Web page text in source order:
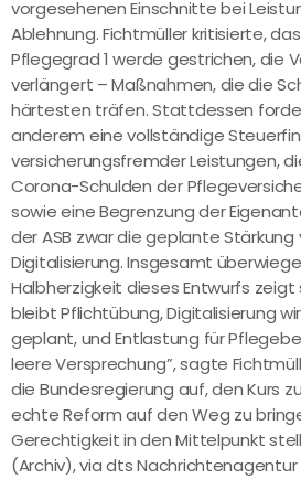
vorgesehenen Einschnitte bei
Ablehnung. Fichtmüller kritisierte,
Pflegegrad 1 werde gestrichen, die
verlängert – Maßnahmen, die die
härtesten träfen. Stattdessen
anderem eine vollständige
versicherungsfremder Leistungen,
Corona-Schulden der
sowie eine Begrenzung der
der ASB zwar die geplante
Digitalisierung. Insgesamt
Halbherzigkeit dieses Entwurfs zeigt
bleibt Pflichtübung, Digitalisierung
geplant, und Entlastung für
leere Versprechung”, sagte
die Bundesregierung auf, den Kurs
echte Reform auf den Weg zu
Gerechtigkeit in den Mittelpunkt
(Archiv), via dts Nachrichtenagentur